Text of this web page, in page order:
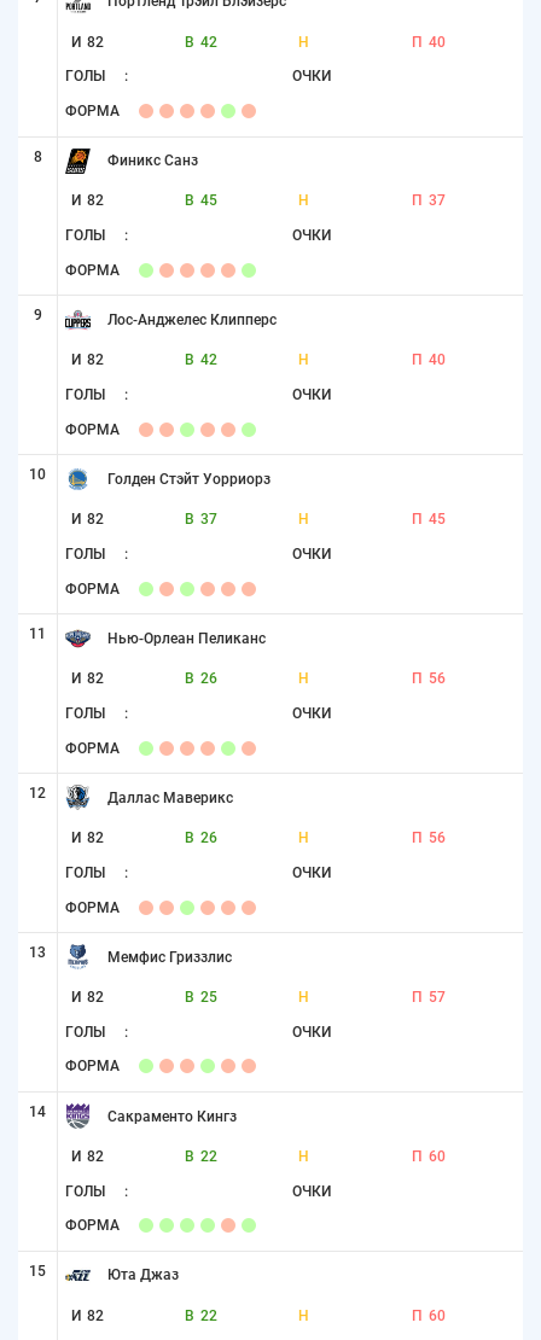
И 82 В 42 Н П 40
ГОЛЫ : ОЧКИ
ФОРМА
8 Финикс Санз
И 82 В 45 Н П 37
ГОЛЫ : ОЧКИ
ФОРМА
9 Лос-Анджелес Клипперс
И 82 В 42 Н П 40
ГОЛЫ : ОЧКИ
ФОРМА
10 Голден Стэйт Уорриорз
И 82 В 37 Н П 45
ГОЛЫ : ОЧКИ
ФОРМА
11 Нью-Орлеан Пеликанс
И 82 В 26 Н П 56
ГОЛЫ : ОЧКИ
ФОРМА
12 Даллас Маверикс
И 82 В 26 Н П 56
ГОЛЫ : ОЧКИ
ФОРМА
13 Мемфис Гриззлис
И 82 В 25 Н П 57
ГОЛЫ : ОЧКИ
ФОРМА
14 Сакраменто Кингз
И 82 В 22 Н П 60
ГОЛЫ : ОЧКИ
ФОРМА
15 Юта Джаз
И 82 В 22 Н П 60